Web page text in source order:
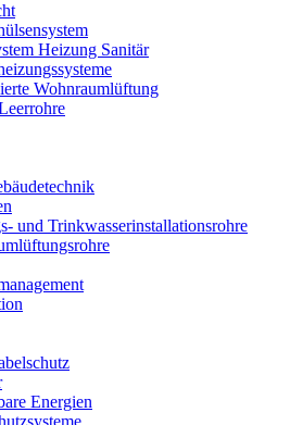
Heizung Sanitär
Wohnraumlüftung
und Trinkwasserinstallationsrohre
Energien